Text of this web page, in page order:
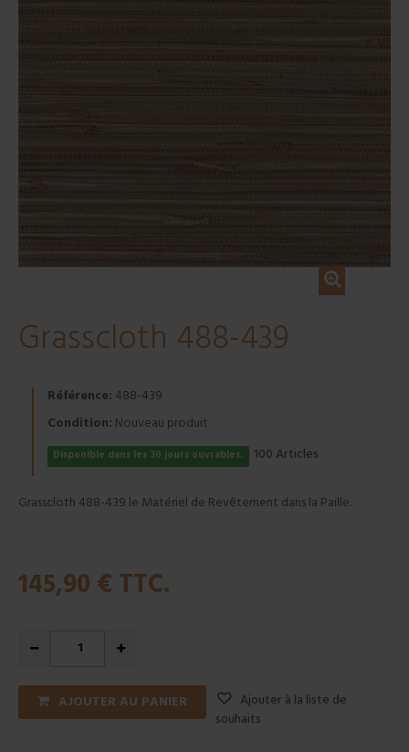
Grasscloth 488-439
Référence: 488-439
Condition: Nouveau produit
Disponible dans les 30 jours ouvrables. 100 Articles
Grasscloth 488-439 le Matériel de Revêtement dans la Paille.
145,90 € TTC.
AJOUTER AU PANIER
Ajouter à la liste de
souhaits